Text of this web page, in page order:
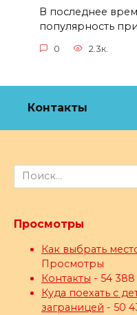
В последнее
популярность
0 2.3к.
Контакты
Search
for:
Просмотры
Как выбрать
Просмотры
Контакты - 54
Куда поехать с
заграницей - 50